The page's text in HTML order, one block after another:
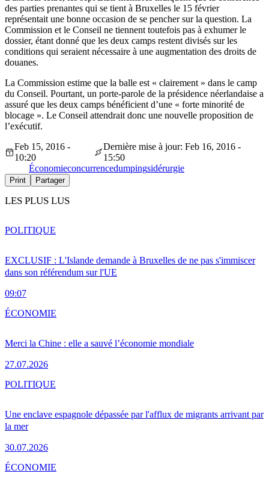
des parties prenantes qui se tient à Bruxelles le 15 février
représentait une bonne occasion de se pencher sur la question. La
Commission et le Conseil ne tiennent toutefois pas à exhumer le
dossier, étant donné que les deux camps restent divisés sur les
conditions qui seraient nécessaire à une augmentation des droits de
douanes.
La Commission estime que la balle est « clairement » dans le camp
du Conseil. Pourtant, un porte-parole de la présidence néerlandaise a
assuré que les deux camps bénéficient d’une « forte minorité de
blocage ». Le Conseil attendrait donc une nouvelle proposition de
l’exécutif.
Feb 15, 2016 -
10:20
Dernière mise à jour: Feb 16, 2016 -
15:50
Économieconcurrencedumpingsidérurgie
Print Partager
LES PLUS LUS
EXCLUSIF : L'Islande demande à Bruxelles de ne pas s'immiscer
dans son référendum sur l'UE
09:07
POLITIQUE
Merci la Chine : elle a sauvé l’économie mondiale
27.07.2026
ÉCONOMIE
Une enclave espagnole dépassée par l'afflux de migrants arrivant par
la mer
30.07.2026
POLITIQUE
ÉCONOMIE